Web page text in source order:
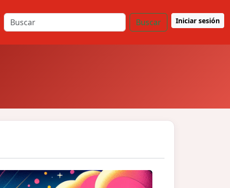
Buscar Iniciar sesión